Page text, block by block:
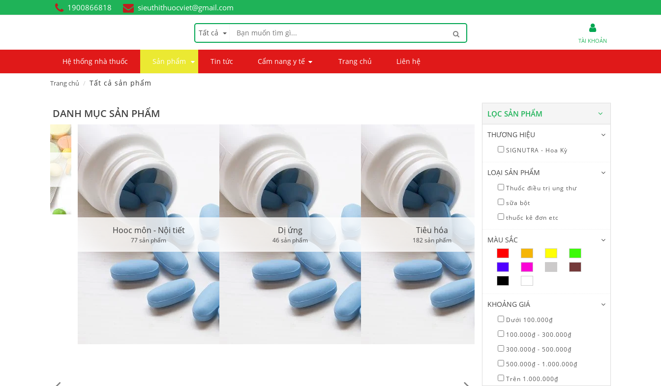
1900866818 sieuthithuocviet@gmail.com
Tất cả
TÀI KHOẢN
Hệ thống nhà thuốc Sản phẩm Tin tức Cẩm nang y tế Trang chủ Liên hệ
Trang chủ Tất cả sản phẩm
LỌC SẢN PHẨM
THƯƠNG HIỆU
SIGNUTRA - Hoa Kỳ
LOẠI SẢN PHẨM
Thuốc điều trị ung thư
sữa bột
thuốc kê đơn etc
MÀU SẮC
KHOẢNG GIÁ
Dưới 100.000₫
100.000₫ - 300.000₫
300.000₫ - 500.000₫
500.000₫ - 1.000.000₫
Trên 1.000.000₫
DANH MỤC SẢN PHẨM
Hooc môn - Nội tiết
77 sản phẩm 46 sản phẩm
Tiêu hóa
182 sản phẩm
5 sản phẩm